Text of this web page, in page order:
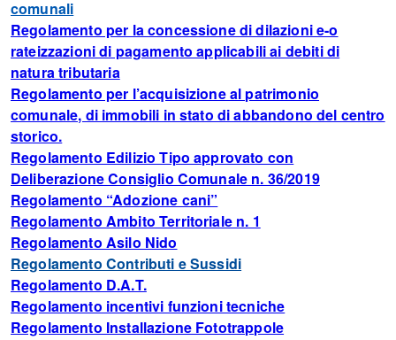
comunali
Regolamento per la concessione di dilazioni e-o
rateizzazioni di pagamento applicabili ai debiti di
natura tributaria
Regolamento per l’acquisizione al patrimonio
comunale, di immobili in stato di abbandono del centro
storico.
Regolamento Edilizio Tipo approvato con
Deliberazione Consiglio Comunale n. 36/2019
Regolamento “Adozione cani”
Regolamento Ambito Territoriale n. 1
Regolamento Asilo Nido
Regolamento Contributi e Sussidi
Regolamento D.A.T.
Regolamento incentivi funzioni tecniche
Regolamento Installazione Fototrappole